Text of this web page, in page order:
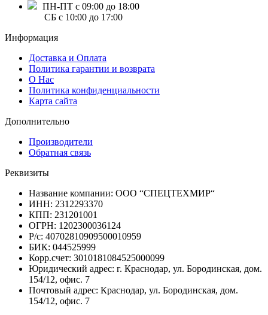
ПН-ПТ с 09:00 до 18:00
СБ с 10:00 до 17:00
Информация
Доставка и Оплата
Политика гарантии и возврата
О Нас
Политика конфиденциальности
Карта сайта
Дополнительно
Производители
Обратная связь
Реквизиты
Название компании: ООО “СПЕЦТЕХМИР“
ИНН: 2312293370
КПП: 231201001
ОГРН: 1202300036124
Р/с: 40702810909500010959
БИК: 044525999
Корр.счет: 3010181084525000099
Юридический адрес: г. Краснодар, ул. Бородинская, дом.
154/12, офис. 7
Почтовый адрес: Краснодар, ул. Бородинская, дом.
154/12, офис. 7